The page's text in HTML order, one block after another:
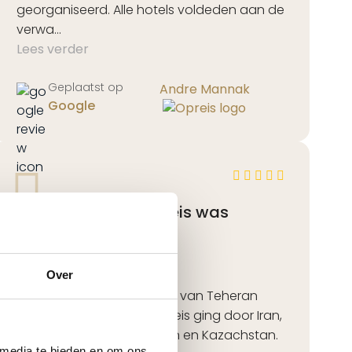
Over
georganiseerd. Alle hotels voldeden aan de
verwa...
Lees verder
Geplaatst op
Google
Andre Mannak
"De Zijderoute treinreis was
Treinreis Zijderoute
We hebben de zijde route, van Teheran
naar Almaty gedaan. De reis ging door Iran,
Turkmenistan, Oezbekistan en Kazachstan.